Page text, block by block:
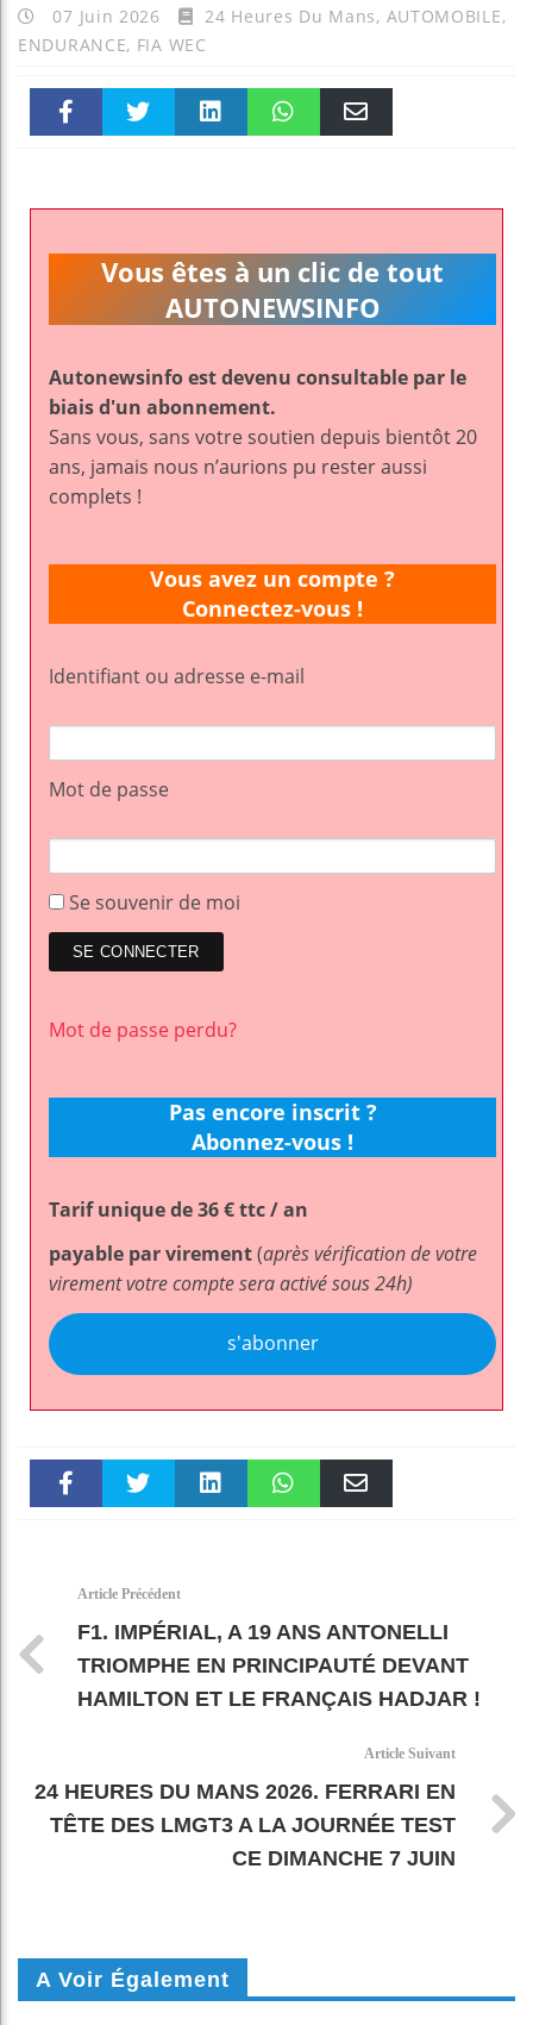
07 Juin 2026 24 Heures Du Mans, AUTOMOBILE,
ENDURANCE, FIA WEC
k pt
Vous êtes à un clic de tout
AUTONEWSINFO
Autonewsinfo est devenu consultable par le
biais d'un abonnement.
Sans vous, sans votre soutien depuis bientôt 20
ans, jamais nous n’aurions pu rester aussi
complets !
Vous avez un compte ?
Connectez-vous !
Identifiant ou adresse e-mail
Mot de passe
Se souvenir de moi
Mot de passe perdu?
Pas encore inscrit ?
Abonnez-vous !
Tarif unique de 36 € ttc / an
payable par virement(après vérification de votre
virement votre compte sera activé sous 24h)
s'abonner
Article Précédent
F1. IMPÉRIAL, A 19 ANS ANTONELLI
TRIOMPHE EN PRINCIPAUTÉ DEVANT
HAMILTON ET LE FRANÇAIS HADJAR !
Article Suivant
24 HEURES DU MANS 2026. FERRARI EN
TÊTE DES LMGT3 A LA JOURNÉE TEST
CE DIMANCHE 7 JUIN
A Voir Également